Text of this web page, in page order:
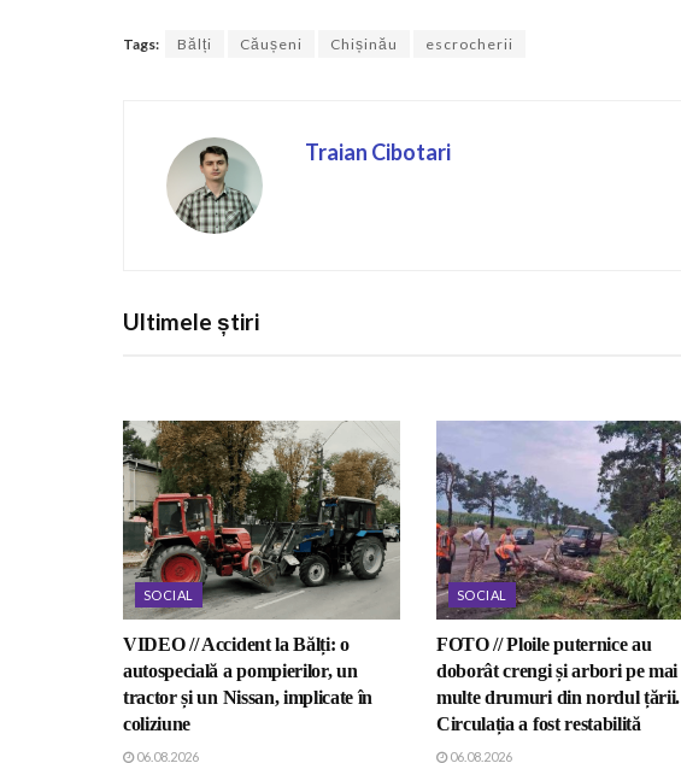
Tags: Bălți Căușeni Chișinău escrocherii
Traian Cibotari
Ultimele știri
SOCIAL
VIDEO // Accident la Bălți: o
autospecială a pompierilor, un
tractor și un Nissan, implicate în
coliziune
06.08.2026
SOCIAL
FOTO // Ploile puternice au
doborât crengi și arbori pe mai
multe drumuri din nordul țării.
Circulația a fost restabilită
06.08.2026